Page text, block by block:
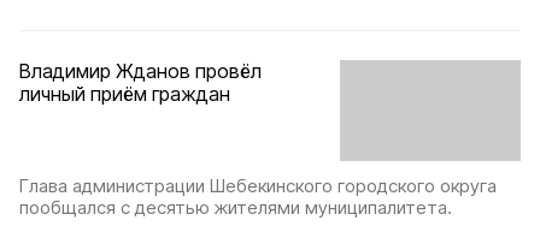
Владимир Жданов провёл
личный приём граждан
Глава администрации Шебекинского городского округа
пообщался с десятью жителями муниципалитета.